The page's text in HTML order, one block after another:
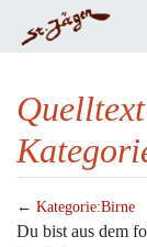
← Kategorie:Birne
Wechseln zu:
Du bist aus dem